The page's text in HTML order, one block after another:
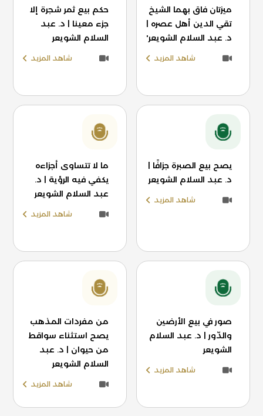
ميزتان فاق بهما الشيخ
تقي الدين أهل عصره |
د. عبد السلام الشويعر'
شاهد المزيد
حكم بيع ثمر شجرة إلا
جزء معينا | د. عبد
السلام الشويعر
شاهد المزيد
يصح بيع الصبرة جزافًا |
د. عبد السلام الشويعر
شاهد المزيد
ما لا تتساوى أجزاءه
يكفي فيه الرؤية | د.
عبد السلام الشويعر
شاهد المزيد
صور في بيع الأرضين
والدّور | د. عبد السلام
الشويعر
شاهد المزيد
من مفردات المذهب
يصح استثناء سواقط
من حيوان | د. عبد
السلام الشويعر
شاهد المزيد